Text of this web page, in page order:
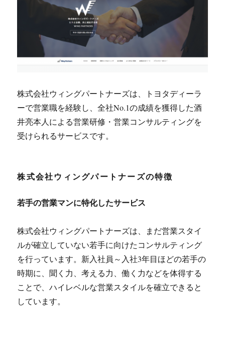
株式会社ウィングパートナーズは、トヨタディーラ
ーで営業職を経験し、全社No.1の成績を獲得した酒
井亮本人による営業研修・営業コンサルティングを
受けられるサービスです。
株式会社ウィングパートナーズの特徴
若手の営業マンに特化したサービス
株式会社ウィングパートナーズは、まだ営業スタイ
ルが確立していない若手に向けたコンサルティング
を行っています。新入社員～入社3年目ほどの若手の
時期に、聞く力、考える力、働く力などを体得する
ことで、ハイレベルな営業スタイルを確立できると
しています。